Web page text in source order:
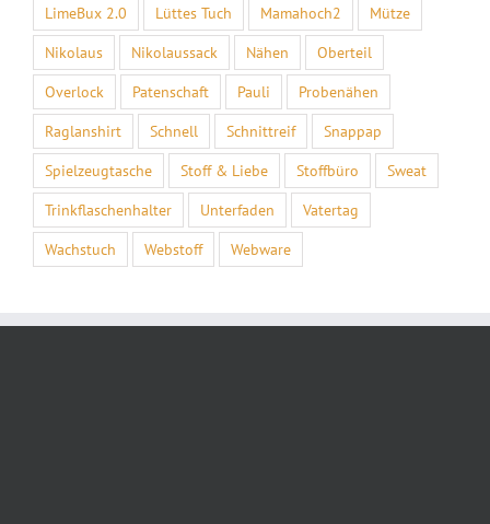
LimeBux 2.0
Lüttes Tuch Mamahoch2
Mütze
Nikolaus
Nikolaussack Nähen
Oberteil
Overlock
Patenschaft Pauli
Probenähen
Raglanshirt
Schnell Schnittreif
Snappap
Spielzeugtasche
Stoff & Liebe Stoffbüro
Sweat
Trinkflaschenhalter
Unterfaden
Vatertag
Wachstuch
Webstoff Webware